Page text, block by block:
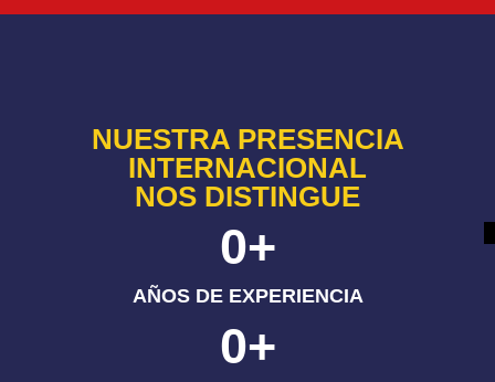
NUESTRA PRESENCIA
INTERNACIONAL
NOS DISTINGUE
AÑOS DE EXPERIENCIA
0+
0+